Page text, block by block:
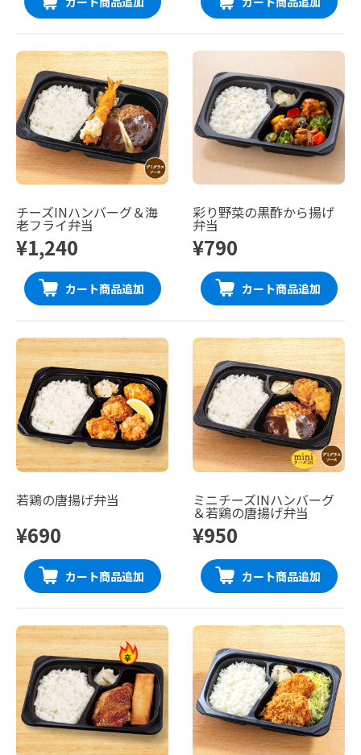
チーズINハンバーグ＆海
老フライ弁当
¥1,240
カート商品追加
彩り野菜の黒酢から揚げ
弁当
¥790
カート商品追加
若鶏の唐揚げ弁当
¥690
カート商品追加
ミニチーズINハンバーグ
＆若鶏の唐揚げ弁当
¥950
カート商品追加